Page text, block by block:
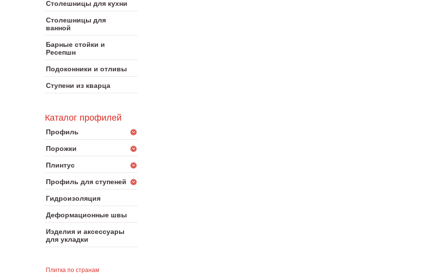
Столешницы для кухни
Столешницы для
ванной
Барные стойки и
Ресепшн
Подоконники и отливы
Ступени из кварца
Каталог профилей
Профиль
Порожки
Плинтус
Профиль для ступеней
Гидроизоляция
Деформационные швы
Изделия и аксессуары
для укладки
Плитка по странам